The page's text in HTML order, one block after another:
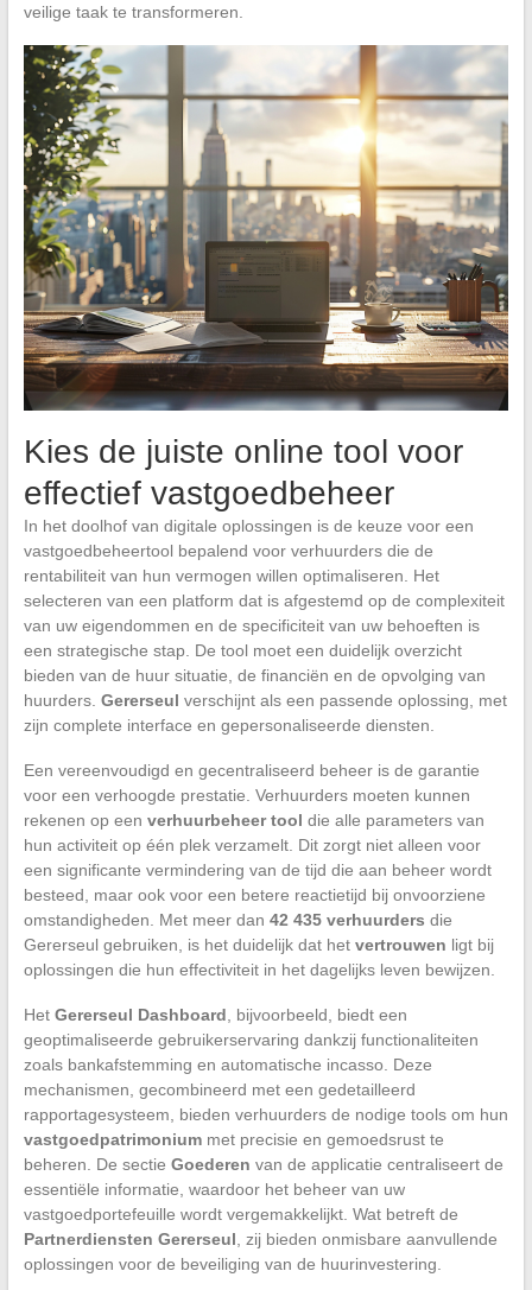
veilige taak te transformeren.
Kies de juiste online tool voor
effectief vastgoedbeheer
In het doolhof van digitale oplossingen is de keuze voor een
vastgoedbeheertool bepalend voor verhuurders die de
rentabiliteit van hun vermogen willen optimaliseren. Het
selecteren van een platform dat is afgestemd op de complexiteit
van uw eigendommen en de specificiteit van uw behoeften is
een strategische stap. De tool moet een duidelijk overzicht
bieden van de huur situatie, de financiën en de opvolging van
huurders. Gererseul verschijnt als een passende oplossing, met
zijn complete interface en gepersonaliseerde diensten.
Een vereenvoudigd en gecentraliseerd beheer is de garantie
voor een verhoogde prestatie. Verhuurders moeten kunnen
rekenen op een verhuurbeheer tool die alle parameters van
hun activiteit op één plek verzamelt. Dit zorgt niet alleen voor
een significante vermindering van de tijd die aan beheer wordt
besteed, maar ook voor een betere reactietijd bij onvoorziene
omstandigheden. Met meer dan 42 435 verhuurders die
Gererseul gebruiken, is het duidelijk dat het vertrouwen ligt bij
oplossingen die hun effectiviteit in het dagelijks leven bewijzen.
Het Gererseul Dashboard , bijvoorbeeld, biedt een
geoptimaliseerde gebruikerservaring dankzij functionaliteiten
zoals bankafstemming en automatische incasso. Deze
mechanismen, gecombineerd met een gedetailleerd
rapportagesysteem, bieden verhuurders de nodige tools om hun
vastgoedpatrimoniummet precisie en gemoedsrust te
beheren. De sectie Goederen van de applicatie centraliseert de
essentiële informatie, waardoor het beheer van uw
vastgoedportefeuille wordt vergemakkelijkt. Wat betreft de
Partnerdiensten Gererseul , zij bieden onmisbare aanvullende
oplossingen voor de beveiliging van de huurinvestering.